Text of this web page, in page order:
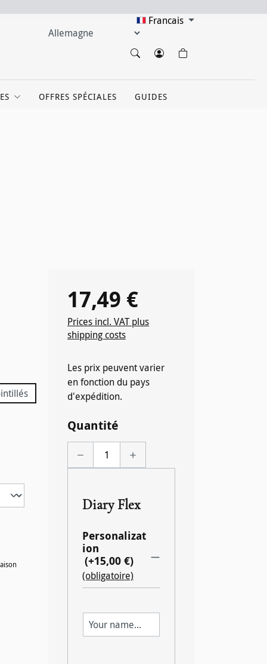
Francais
OFFRES SPÉCIALES GUIDES
Prix régulier :
17,49 €
Prices incl. VAT plus
shipping costs
Les prix peuvent varier
en fonction du pays
d'expédition.
Quantité
Diary Flex
Personalizat
ion
(+15,00 €)
(obligatoire)